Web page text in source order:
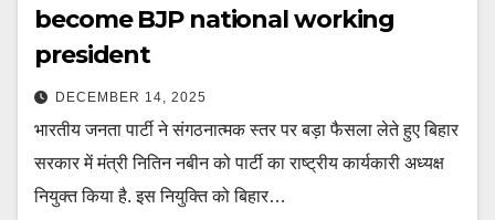
become BJP national working
president
DECEMBER 14, 2025
भारतीय जनता पार्टी ने संगठनात्मक स्तर पर बड़ा फैसला लेते हुए बिहार
सरकार में मंत्री नितिन नबीन को पार्टी का राष्ट्रीय कार्यकारी अध्यक्ष
नियुक्त किया है. इस नियुक्ति को बिहार…